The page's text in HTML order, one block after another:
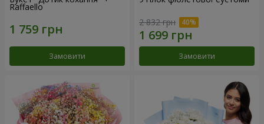
Raffaello
Замовити
2 832 грн
Замовити